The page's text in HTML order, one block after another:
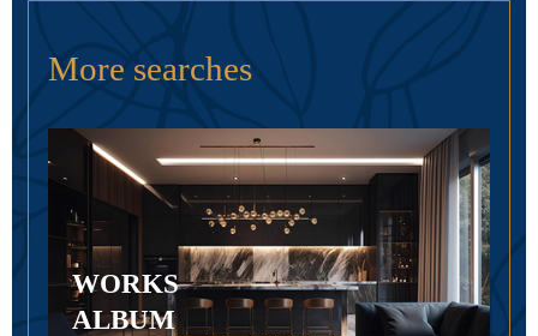
More searches
WORKS
ALBUM